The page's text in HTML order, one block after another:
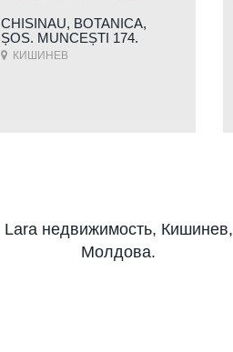
CHISINAU, BOTANICA,
ȘOS. MUNCEȘTI 174.
КИШИНЕВ
Lara недвижимость, Кишинев,
Молдова.